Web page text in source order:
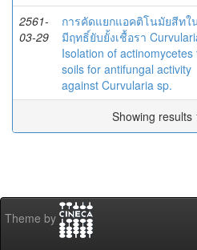
2561-
03-29
การคัดแยกแอคติโนมัยสีท
มีฤทธิ์ยับยั้งเชื้อรา
Isolation of actinomycetes
soils for antifungal activity
against Curvularia sp.
Showing results
Theme by